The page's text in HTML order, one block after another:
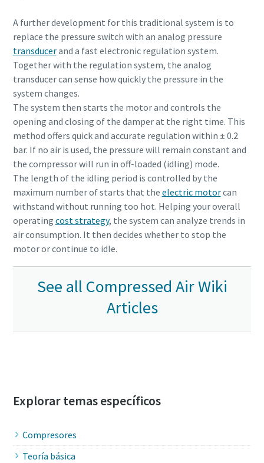
A further development for this traditional system is to
replace the pressure switch with an analog pressure
transducerand a fast electronic regulation system.
Together with the regulation system, the analog
transducer can sense how quickly the pressure in the
system changes.
The system then starts the motor and controls the
opening and closing of the damper at the right time. This
method offers quick and accurate regulation within ± 0.2
bar. If no air is used, the pressure will remain constant and
the compressor will run in off-loaded (idling) mode.
The length of the idling period is controlled by the
maximum number of starts that the electric motorcan
withstand without running too hot. Helping your overall
operating cost strategy, the system can analyze trends in
air consumption. It then decides whether to stop the
motor or continue to idle.
See all Compressed Air Wiki
Articles
Explorar temas específicos
Compresores
Teoría básica